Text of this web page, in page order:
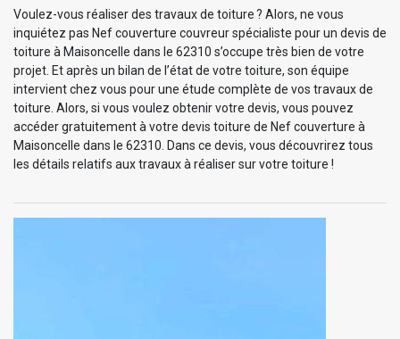
Voulez-vous réaliser des travaux de toiture ? Alors, ne vous
inquiétez pas Nef couverture couvreur spécialiste pour un devis de
toiture à Maisoncelle dans le 62310 s’occupe très bien de votre
projet. Et après un bilan de l’état de votre toiture, son équipe
intervient chez vous pour une étude complète de vos travaux de
toiture. Alors, si vous voulez obtenir votre devis, vous pouvez
accéder gratuitement à votre devis toiture de Nef couverture à
Maisoncelle dans le 62310. Dans ce devis, vous découvrirez tous
les détails relatifs aux travaux à réaliser sur votre toiture !